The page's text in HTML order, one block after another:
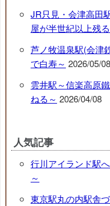
JR只見・会津高田
屋が半世紀以上残
芦ノ牧温泉駅(会津
で白寿～ 2026/05/08
雲井駅～信楽高原
ねる～ 2026/04/08
人気記事
行川アイランド駅
～
東京駅丸の内駅舎